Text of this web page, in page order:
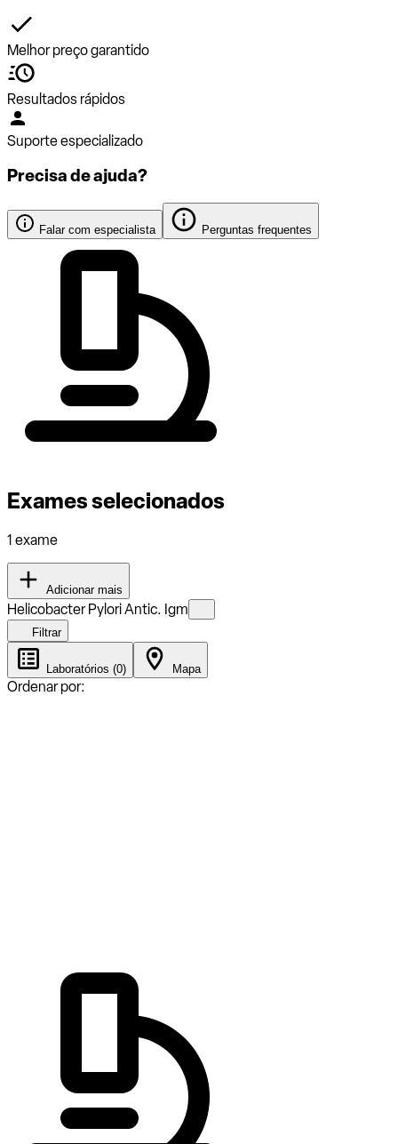
Melhor preço garantido
Resultados rápidos
Suporte especializado
Precisa de ajuda?
Falar com especialista Perguntas frequentes
Exames selecionados
1 exame
Adicionar mais
Helicobacter Pylori Antic. Igm
Filtrar
Laboratórios (0) Mapa
Ordenar por: